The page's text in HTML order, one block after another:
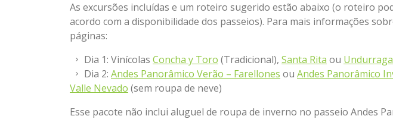
As excursões incluídas e um roteiro sugerido estão abaixo (o roteiro
acordo com a disponibilidade dos passeios). Para mais informações
páginas:
Dia 1: Vinícolas Concha y Toro (Tradicional), Santa Rita ou Undurraga
Dia 2: Andes Panorâmico Verão – Farellones ou Andes Panorâmico
Valle Nevado (sem roupa de neve)
Esse pacote não inclui aluguel de roupa de inverno no passeio Andes